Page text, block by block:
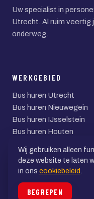
Uw specialist in
Utrecht. Al ruim veertig
onderweg.
WERKGEBIED
Bus huren Utrecht
Bus huren Nieuwegein
Bus huren IJsselstein
Bus huren Houten
Bus huren Woerden
© 2026 Triomf Tours BV
Wij gebruiken alleen
deze website te laten
in ons cookiebeleid
BEGREPEN